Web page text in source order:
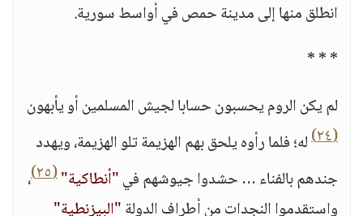
انطلق منها إلى مدينة حمص في أواسط سورية.
* * *
لم يكن الروم يحسبون حسابا لجيش المسلمين أو يأبهون
(٢٤)
له؛ فلما رأوه يلحق بهم الهزيمة تلو الهزيمة، ويهدد
جندهم بالفناء … حشدوا جيوشهم في"أنطاكية"(٢٥)
،
واستقدموا النجدات من أطراف الدولة"البيزنطية"